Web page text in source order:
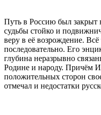
Путь в Россию был закрыт
судьбы стойко и
веру в её возрождение.
последовательно. Его
глубина неразрывно
Родине и народу. Причём
положительных сторон
отмечал и недостатки